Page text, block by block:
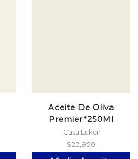
Aceite De Oliva
Premier*250Ml
Extravirg
Casa Luker
$22,950